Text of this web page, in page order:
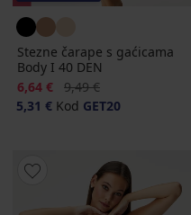
Stezne čarape s gaćicama
Body I 40 DEN
Popust
6,64 € Prvobitna cijena
9,49 €
5,31 € Kod GET20